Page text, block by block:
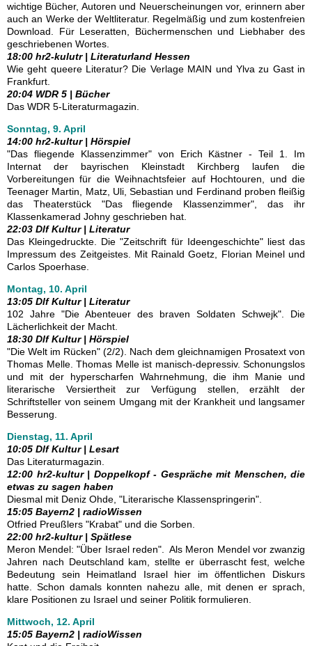
wichtige Bücher, Autoren und Neuerscheinungen vor, erinnern aber
auch an Werke der Weltliteratur. Regelmäßig und zum kostenfreien
Download. Für Leseratten, Büchermenschen und Liebhaber des
geschriebenen Wortes.
18:00 hr2-kulutr | Literaturland Hessen
Wie geht queere Literatur? Die Verlage MAIN und Ylva zu Gast in
Frankfurt.
20:04 WDR 5 | Bücher
Das WDR 5-Literaturmagazin.
Sonntag, 9. April
14:00 hr2-kultur | Hörspiel
"Das fliegende Klassenzimmer" von Erich Kästner - Teil 1. Im
Internat der bayrischen Kleinstadt Kirchberg laufen die
Vorbereitungen für die Weihnachtsfeier auf Hochtouren, und die
Teenager Martin, Matz, Uli, Sebastian und Ferdinand proben fleißig
das Theaterstück "Das fliegende Klassenzimmer", das ihr
Klassenkamerad Johny geschrieben hat.
22:03 Dlf Kultur | Literatur
Das Kleingedruckte. Die "Zeitschrift für Ideengeschichte" liest das
Impressum des Zeitgeistes. Mit Rainald Goetz, Florian Meinel und
Carlos Spoerhase.
Montag, 10. April
13:05 Dlf Kultur | Literatur
102 Jahre "Die Abenteuer des braven Soldaten Schwejk". Die
Lächerlichkeit der Macht.
18:30 Dlf Kultur | Hörspiel
"Die Welt im Rücken" (2/2). Nach dem gleichnamigen Prosatext von
Thomas Melle. Thomas Melle ist manisch-depressiv. Schonungslos
und mit der hyperscharfen Wahrnehmung, die ihm Manie und
literarische Versiertheit zur Verfügung stellen, erzählt der
Schriftsteller von seinem Umgang mit der Krankheit und langsamer
Besserung.
Dienstag, 11. April
10:05 Dlf Kultur | Lesart
Das Literaturmagazin.
12:00 hr2-kultur | Doppelkopf - Gespräche mit Menschen, die
etwas zu sagen haben
Diesmal mit Deniz Ohde, "Literarische Klassenspringerin".
15:05 Bayern2 | radioWissen
Otfried Preußlers "Krabat" und die Sorben.
22:00 hr2-kultur | Spätlese
Meron Mendel: "Über Israel reden". Als Meron Mendel vor zwanzig
Jahren nach Deutschland kam, stellte er überrascht fest, welche
Bedeutung sein Heimatland Israel hier im öffentlichen Diskurs
hatte. Schon damals konnten nahezu alle, mit denen er sprach,
klare Positionen zu Israel und seiner Politik formulieren.
Mittwoch, 12. April
15:05 Bayern2 | radioWissen